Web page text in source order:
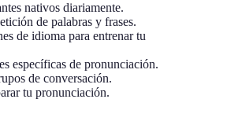
nativos diariamente.
de palabras y frases.
de idioma para entrenar tu
específicas de pronunciación.
de conversación.
tu pronunciación.